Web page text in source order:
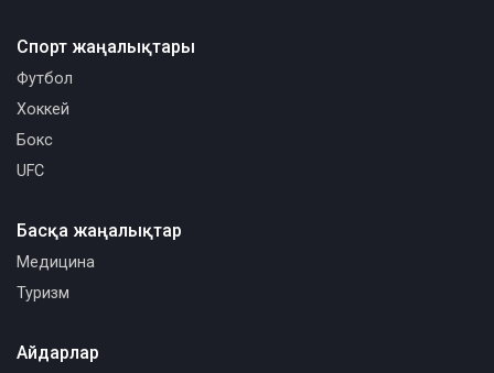
Спорт жаңалықтары
Футбол
Хоккей
Бокс
UFC
Басқа жаңалықтар
Медицина
Туризм
Айдарлар